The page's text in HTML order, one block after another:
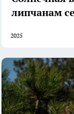
липчанам
2025